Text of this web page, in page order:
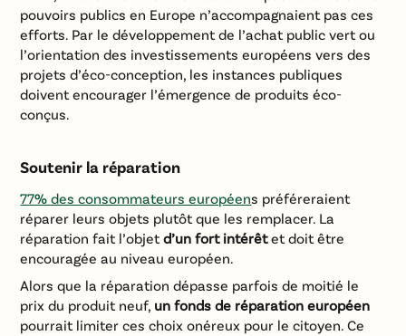
pouvoirs publics en Europe n’accompagnaient pas ces
efforts. Par le développement de l’achat public vert ou
l’orientation des investissements européens vers des
projets d’éco-conception, les instances publiques
doivent encourager l’émergence de produits éco-
conçus.
Soutenir la réparation
77% des consommateurs européens préféreraient
réparer leurs objets plutôt que les remplacer. La
réparation fait l’objetd’un fort intérêtet doit être
encouragée au niveau européen.
Alors que la réparation dépasse parfois de moitié le
prix du produit neuf, un fonds de réparation européen
pourrait limiter ces choix onéreux pour le citoyen. Ce